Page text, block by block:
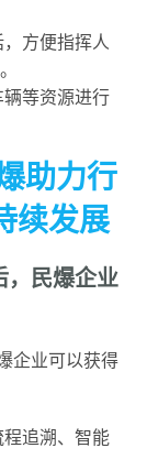
方便指挥人
等资源进行
助力行
续发展
，民爆企业
企业可以获得
追溯、智能